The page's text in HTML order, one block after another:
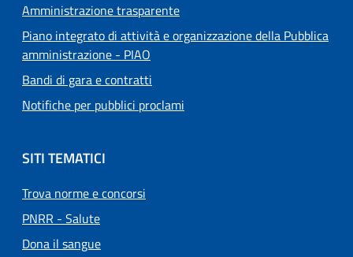
Amministrazione trasparente
Piano integrato di attività e organizzazione della Pubblica
amministrazione - PIAO
Bandi di gara e contratti
Notifiche per pubblici proclami
SITI TEMATICI
Trova norme e concorsi
PNRR - Salute
Dona il sangue